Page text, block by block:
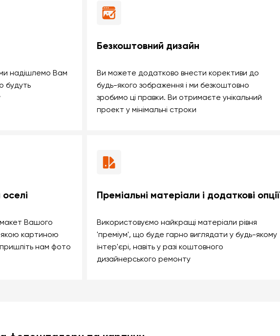
ми надішлемо Вам
будуть
Безкоштовний дизайн
Ви можете додатково внести корективи до
будь-якого зображення і ми безкоштовно
зробимо ці правки. Ви отримаєте унікальний
проект у мінімальні строки
Вашого
якою картиною
нам фото
Преміальні матеріали і додаткові опції
Використовуємо найкращі матеріали рівня
'преміум', що буде гарно виглядати у будь-якому
інтер'єрі, навіть у разі коштовного
дизайнерського ремонту